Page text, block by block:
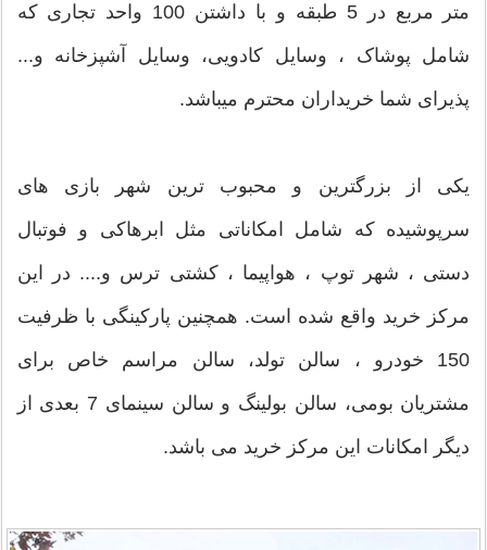
متر مربع در 5 طبقه و با داشتن 100 واحد تجاری که
شامل پوشاک ، وسایل کادویی، وسایل آشپزخانه و...
پذیرای شما خریداران محترم میباشد.
یکی از بزرگترین و محبوب ترین شهر بازی های
سرپوشیده که شامل امکاناتی مثل ابرهاکی و فوتبال
دستی ، شهر توپ ، هواپیما ، کشتی ترس و.... در این
مرکز خرید واقع شده است. همچنین پارکینگی با ظرفیت
150 خودرو ، سالن تولد، سالن مراسم خاص برای
مشتریان بومی، سالن بولینگ و سالن سینمای 7 بعدی از
دیگر امکانات این مرکز خرید می باشد.